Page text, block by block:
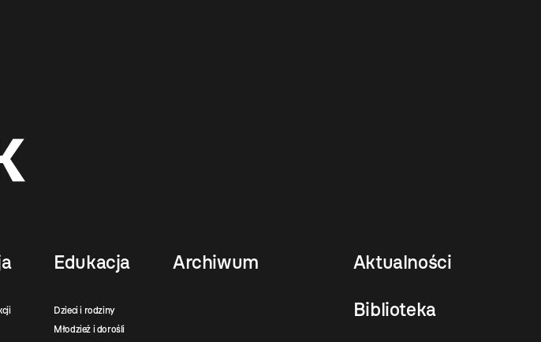
Edukacja
Dzieci i rodziny
Młodzież i dorośli
Archiwum Aktualności
Biblioteka